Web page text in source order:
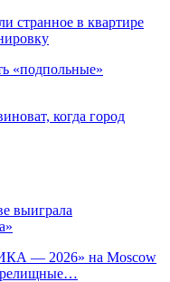
странное в квартире
«подпольные»
когда город
выиграла
— 2026» на Moscow